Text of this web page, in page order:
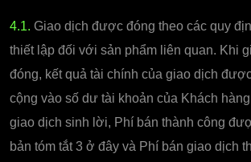
4.1. Giao dịch được đóng theo các quy
thiết lập đối với sản phẩm liên quan. Khi
đóng, kết quả tài chính của giao dịch
cộng vào số dư tài khoản của Khách
giao dịch sinh lời, Phí bán thành công
bản tóm tắt 3 ở đây và Phí bán giao dịch